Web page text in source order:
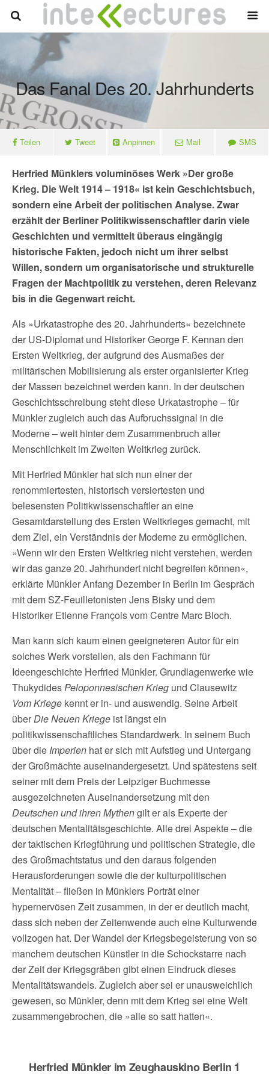
Das Fanal Des 20. Jahrhunderts
Teilen Tweet Anpinnen Mail SMS
Herfried Münklers voluminöses Werk »Der große
Krieg. Die Welt 1914 – 1918« ist kein Geschichtsbuch,
sondern eine Arbeit der politischen Analyse. Zwar
erzählt der Berliner Politikwissenschaftler darin viele
Geschichten und vermittelt überaus eingängig
historische Fakten, jedoch nicht um ihrer selbst
Willen, sondern um organisatorische und strukturelle
Fragen der Machtpolitik zu verstehen, deren Relevanz
bis in die Gegenwart reicht.
Als »Urkatastrophe des 20. Jahrhunderts« bezeichnete
der US-Diplomat und Historiker George F. Kennan den
Ersten Weltkrieg, der aufgrund des Ausmaßes der
militärischen Mobilisierung als erster organisierter Krieg
der Massen bezeichnet werden kann. In der deutschen
Geschichtsschreibung steht diese Urkatastrophe – für
Münkler zugleich auch das Aufbruchssignal in die
Moderne – weit hinter dem Zusammenbruch aller
Menschlichkeit im Zweiten Weltkrieg zurück.
Mit Herfried Münkler hat sich nun einer der
renommiertesten, historisch versiertesten und
belesensten Politikwissenschaftler an eine
Gesamtdarstellung des Ersten Weltkrieges gemacht, mit
dem Ziel, ein Verständnis der Moderne zu ermöglichen.
»Wenn wir den Ersten Weltkrieg nicht verstehen, werden
wir das ganze 20. Jahrhundert nicht begreifen können«,
erklärte Münkler Anfang Dezember in Berlin im Gespräch
mit dem SZ-Feuilletonisten Jens Bisky und dem
Historiker Etienne François vom Centre Marc Bloch.
Man kann sich kaum einen geeigneteren Autor für ein
solches Werk vorstellen, als den Fachmann für
Ideengeschichte Herfried Münkler. Grundlagenwerke wie
ThukydidesPeloponnesischen Krieg und Clausewitz
Vom Kriege kennt er in- und auswendig. Seine Arbeit
überDie Neuen Kriege ist längst ein
politikwissenschaftliches Standardwerk. In seinem Buch
über die Imperien hat er sich mit Aufstieg und Untergang
der Großmächte auseinandergesetzt. Und spätestens seit
seiner mit dem Preis der Leipziger Buchmesse
ausgezeichneten Auseinandersetzung mit den
Deutschen und ihren Mythengilt er als Experte der
deutschen Mentalitätsgeschichte. Alle drei Aspekte – die
der taktischen Kriegführung und politischen Strategie, die
des Großmachtstatus und den daraus folgenden
Herausforderungen sowie die der kulturpolitischen
Mentalität – fließen in Münklers Porträt einer
hypernervösen Zeit zusammen, in der er deutlich macht,
dass sich neben der Zeitenwende auch eine Kulturwende
vollzogen hat. Der Wandel der Kriegsbegeisterung von so
manchem deutschen Künstler in die Schockstarre nach
der Zeit der Kriegsgräben gibt einen Eindruck dieses
Mentalitätswandels. Zugleich aber sei er unausweichlich
gewesen, so Münkler, denn mit dem Krieg sei eine Welt
zusammengebrochen, die »alle so satt hatten«.
Herfried Münkler im Zeughauskino Berlin 1